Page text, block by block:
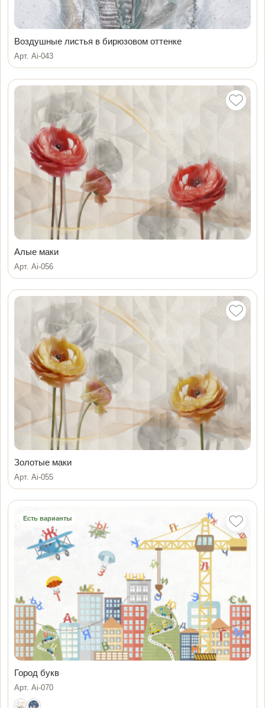
Воздушные листья в бирюзовом оттенке
Арт. Ai-043
Алые маки
Арт. Ai-056
Золотые маки
Арт. Ai-055
Есть варианты
Город букв
Арт. Ai-070